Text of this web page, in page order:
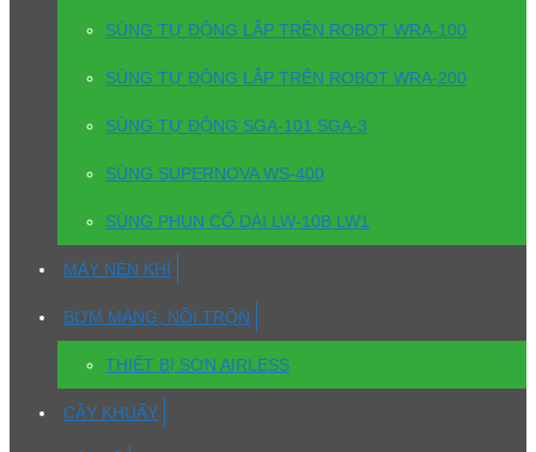
SÚNG TỰ ĐỘNG LẮP TRÊN ROBOT WRA-100
SÚNG TỰ ĐỘNG LẮP TRÊN ROBOT WRA-200
SÚNG TỰ ĐỘNG SGA-101 SGA-3
SÚNG SUPERNOVA WS-400
SÚNG PHUN CỔ DÀI LW-10B LW1
MÁY NÉN KHÍ
BƠM MÀNG, NỒI TRỘN
THIẾT BỊ SƠN AIRLESS
CÂY KHUẤY